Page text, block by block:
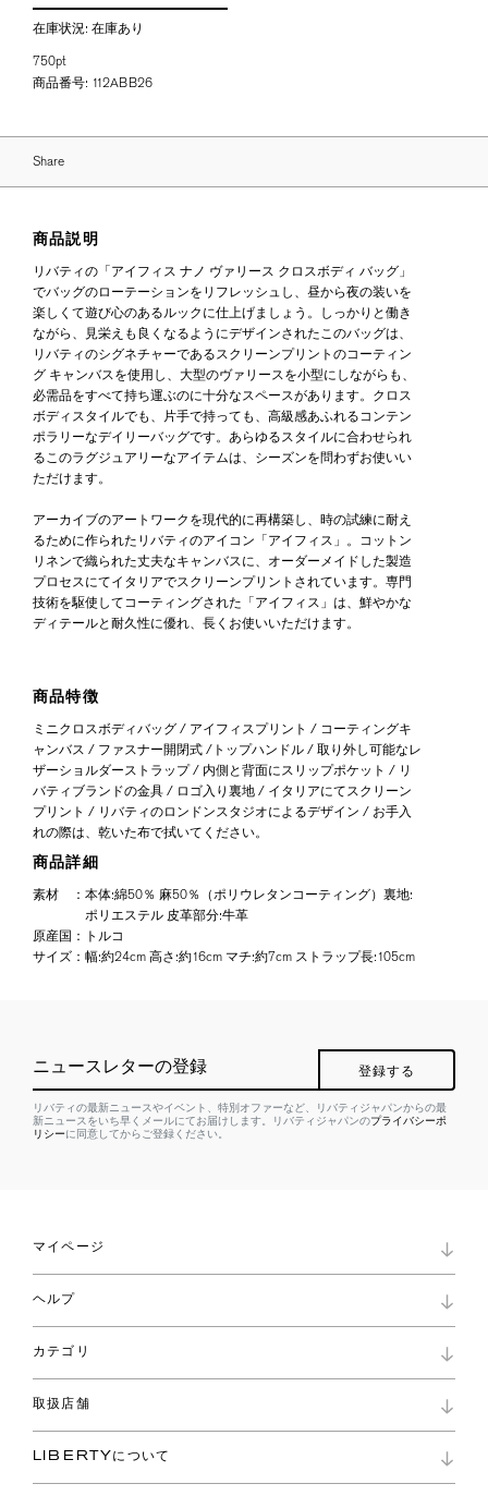
在庫状況: 在庫あり
750pt
商品番号: 112ABB26
Share
商品説明
リバティの「アイフィス ナノ ヴァリース クロスボディ バッグ」
でバッグのローテーションをリフレッシュし、昼から夜の装いを
楽しくて遊び心のあるルックに仕上げましょう。しっかりと働き
ながら、見栄えも良くなるようにデザインされたこのバッグは、
リバティのシグネチャーであるスクリーンプリントのコーティン
グ キャンバスを使用し、大型のヴァリースを小型にしながらも、
必需品をすべて持ち運ぶのに十分なスペースがあります。クロス
ボディスタイルでも、片手で持っても、高級感あふれるコンテン
ポラリーなデイリーバッグです。あらゆるスタイルに合わせられ
るこのラグジュアリーなアイテムは、シーズンを問わずお使いい
ただけます。
アーカイブのアートワークを現代的に再構築し、時の試練に耐え
るために作られたリバティのアイコン「アイフィス」。コットン
リネンで織られた丈夫なキャンバスに、オーダーメイドした製造
プロセスにてイタリアでスクリーンプリントされています。専門
技術を駆使してコーティングされた「アイフィス」は、鮮やかな
ディテールと耐久性に優れ、長くお使いいただけます。
商品特徴
ミニクロスボディバッグ / アイフィスプリント / コーティングキ
ャンバス / ファスナー開閉式 /トップハンドル / 取り外し可能なレ
ザーショルダーストラップ / 内側と背面にスリップポケット / リ
バティブランドの金具 / ロゴ入り裏地 / イタリアにてスクリーン
プリント / リバティのロンドンスタジオによるデザイン / お手入
れの際は、乾いた布で拭いてください。
商品詳細
素材 ： 本体:綿50％ 麻50％（ポリウレタンコーティング）裏地:
ポリエステル 皮革部分:牛革
原産国 ： トルコ
サイズ ： 幅:約24cm 高さ:約16cm マチ:約7cm ストラップ長:105cm
ニュースレターの登録 登録する
リバティの最新ニュースやイベント、特別オファーなど、リバティジャパンからの最
新ニュースをいち早くメールにてお届けします。リバティジャパンのプライバシーポ
リシーに同意してからご登録ください。
マイページ
ロイヤリティプログラム
パスワード再設定
ショッピングバッグ
ヘルプ
お問い合わせ
よくあるご質問
ご利用ガイド
カテゴリ
コレクション
ファブリックス
バッグ
取扱店舗
リバティ・ファブリックス
LIBERTYについて